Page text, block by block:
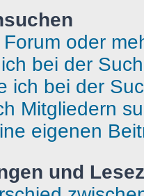
oder
bei der
ich bei der
Mitgliedern
eigenen
und